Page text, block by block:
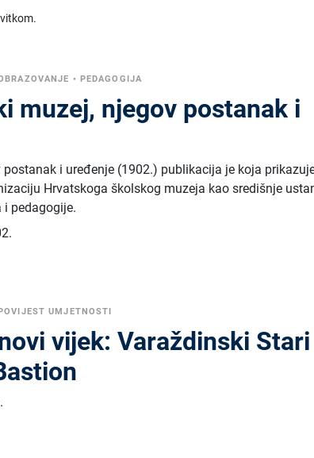
• PEDAGOGIJA
muzej, njegov postanak i
i uređenje (1902.) publikacija je koja
Hrvatskoga školskog muzeja kao središnje
pedagogije.
UMJETNOSTI
vijek: Varaždinski Stari